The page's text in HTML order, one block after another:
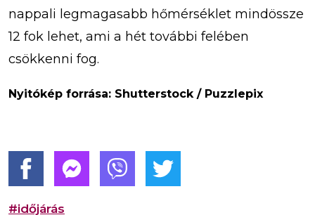
nappali legmagasabb hőmérséklet mindössze
12 fok lehet, ami a hét további felében
csökkenni fog.
Nyitókép forrása: Shutterstock / Puzzlepix
#időjárás